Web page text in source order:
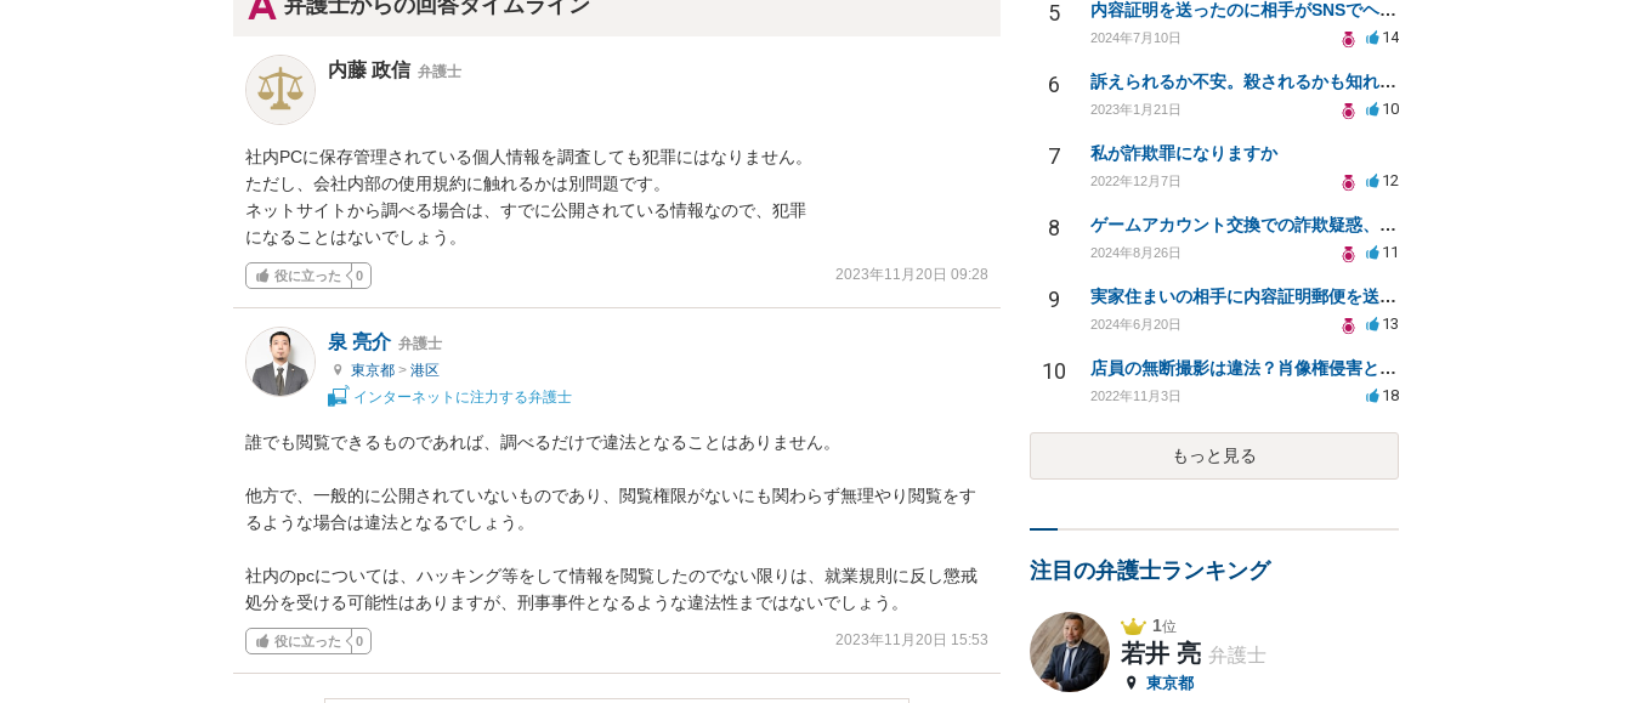
弁護士からの回答タイムライン
内藤 政信 弁護士
社内PCに保存管理されている個人情報を調査しても犯罪にはなりません。
ただし、会社内部の使用規約に触れるかは別問題です。
ネットサイトから調べる場合は、すでに公開されている情報なので、犯罪
になることはないでしょう。
役に立った 0 2023年11月20日 09:28
泉 亮介 弁護士
東京都 > 港区
インターネットに注力する弁護士
誰でも閲覧できるものであれば、調べるだけで違法となることはありません。
他方で、一般的に公開されていないものであり、閲覧権限がないにも関わらず無理やり閲覧をす
るような場合は違法となるでしょう。
社内のpcについては、ハッキング等をして情報を閲覧したのでない限りは、就業規則に反し懲戒
処分を受ける可能性はありますが、刑事事件となるような違法性まではないでしょう。
役に立った 0 2023年11月20日 15:53
5 内容証明を送ったのに相手がSNSでヘラヘラして反省していない。辞めさせる方法はありませんか？
2024年7月10日 14
6 訴えられるか不安。殺されるかも知れない。怖い。開示請求が通るかもしれなくて怖い
2023年1月21日 10
7 私が詐欺罪になりますか
2022年12月7日 12
8 ゲームアカウント交換での詐欺疑惑、法的対応は必要か？
2024年8月26日 11
9 実家住まいの相手に内容証明郵便を送る際の配慮点とは？
2024年6月20日 13
10 店員の無断撮影は違法？肖像権侵害と対応策を解説
2022年11月3日 18
もっと見る
注目の弁護士ランキング
1位
若井 亮 弁護士
東京都